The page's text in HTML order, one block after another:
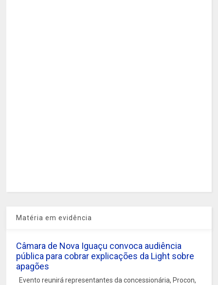
Matéria em evidência
Câmara de Nova Iguaçu convoca audiência
pública para cobrar explicações da Light sobre
apagões
Evento reunirá representantes da concessionária, Procon,